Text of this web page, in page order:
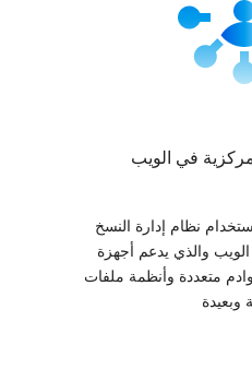
في الويب
نظام إدارة النسخ
الويب والذي يدعم أجهزة
متعددة وأنظمة ملفات